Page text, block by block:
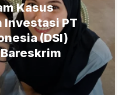
Kasus
Investasi PT
(DSI)